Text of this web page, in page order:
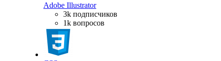
Adobe Illustrator
3k подписчиков
1k вопросов